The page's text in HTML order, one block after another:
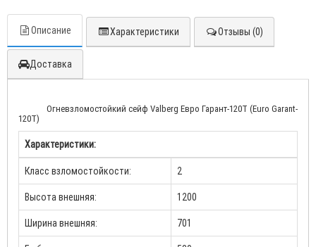
Описание Характеристики Отзывы (0)
Доставка
Огневзломостойкий cейф Valberg Евро Гарант-120T (Euro Garant-
120T)
Характеристики:
Класс взломостойкости: 2
Высота внешняя: 1200
Ширина внешняя: 701